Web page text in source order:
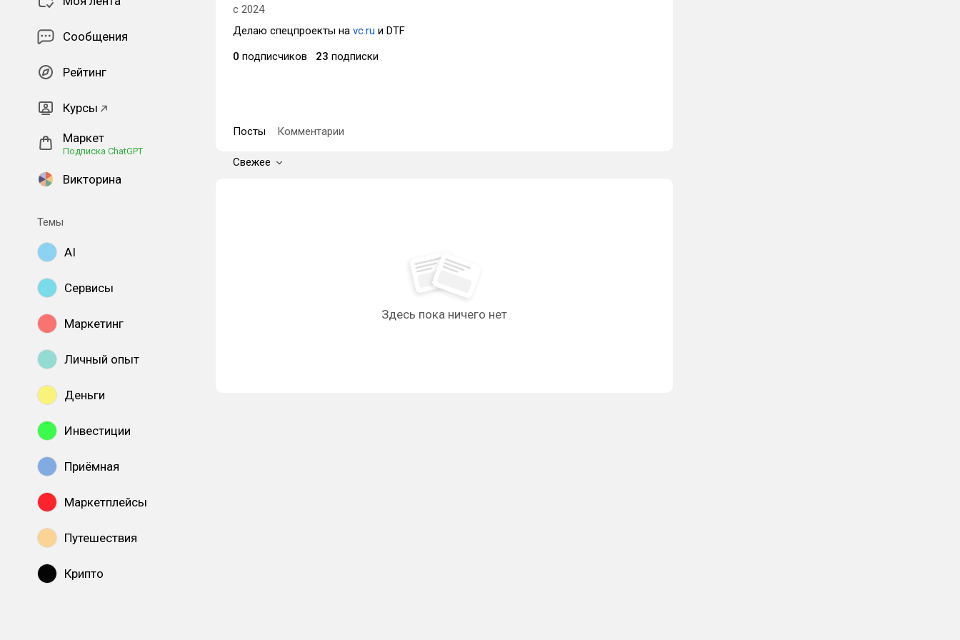
Сообщения
Рейтинг
Курсы
Маркет
Подписка ChatGPT
Викторина
Темы
AI
Сервисы
Маркетинг
Личный опыт
Деньги
Инвестиции
Приёмная
Маркетплейсы
Путешествия
Крипто
с 2024
Делаю спецпроекты на vc.ru и DTF
0 подписчиков 23 подписки
Посты Комментарии
Свежее
Здесь пока ничего нет